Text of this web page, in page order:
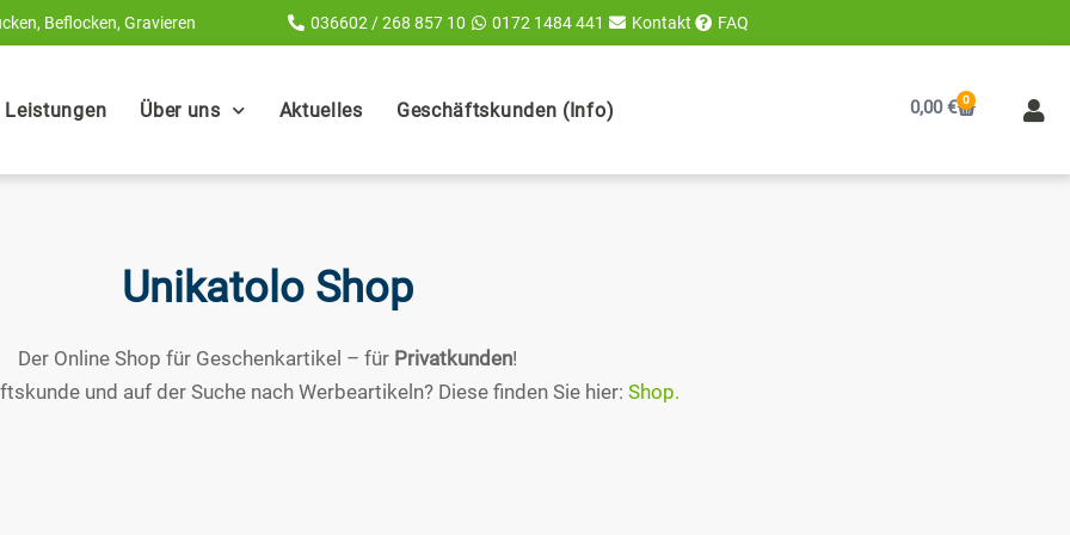
Beflocken, Gravieren 036602 / 268 857 10 0172 1484 441 Kontakt FAQ
Leistungen Über uns Aktuelles Geschäftskunden (Info) 0,00€ 0
Warenkorb
Unikatolo Shop
Der Online Shop für Geschenkartikel – für Privatkunden!
und auf der Suche nach Werbeartikeln? Diese finden Sie hier: Shop.